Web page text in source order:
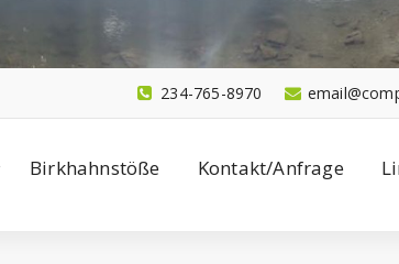
234-765-8970
Birkhahnstöße Kontakt/Anfrage